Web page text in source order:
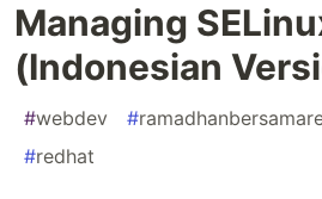
Managing
(Indonesian
#webdev #
#redhat